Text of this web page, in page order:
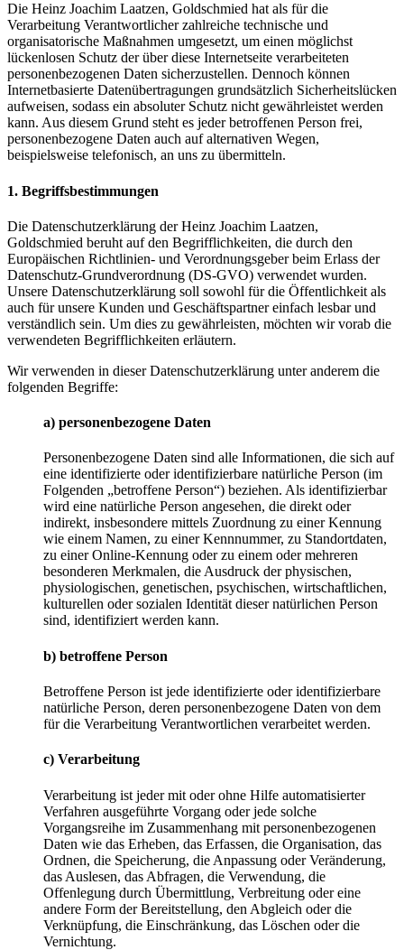
Die Heinz Joachim Laatzen, Goldschmied hat als für die
Verarbeitung Verantwortlicher zahlreiche technische und
organisatorische Maßnahmen umgesetzt, um einen möglichst
lückenlosen Schutz der über diese Internetseite verarbeiteten
personenbezogenen Daten sicherzustellen. Dennoch können
Internetbasierte Datenübertragungen grundsätzlich Sicherheitslücken
aufweisen, sodass ein absoluter Schutz nicht gewährleistet werden
kann. Aus diesem Grund steht es jeder betroffenen Person frei,
personenbezogene Daten auch auf alternativen Wegen,
beispielsweise telefonisch, an uns zu übermitteln.
1. Begriffsbestimmungen
Die Datenschutzerklärung der Heinz Joachim Laatzen,
Goldschmied beruht auf den Begrifflichkeiten, die durch den
Europäischen Richtlinien- und Verordnungsgeber beim Erlass der
Datenschutz-Grundverordnung (DS-GVO) verwendet wurden.
Unsere Datenschutzerklärung soll sowohl für die Öffentlichkeit als
auch für unsere Kunden und Geschäftspartner einfach lesbar und
verständlich sein. Um dies zu gewährleisten, möchten wir vorab die
verwendeten Begrifflichkeiten erläutern.
Wir verwenden in dieser Datenschutzerklärung unter anderem die
folgenden Begriffe:
a) personenbezogene Daten
Personenbezogene Daten sind alle Informationen, die sich auf
eine identifizierte oder identifizierbare natürliche Person (im
Folgenden „betroffene Person“) beziehen. Als identifizierbar
wird eine natürliche Person angesehen, die direkt oder
indirekt, insbesondere mittels Zuordnung zu einer Kennung
wie einem Namen, zu einer Kennnummer, zu Standortdaten,
zu einer Online-Kennung oder zu einem oder mehreren
besonderen Merkmalen, die Ausdruck der physischen,
physiologischen, genetischen, psychischen, wirtschaftlichen,
kulturellen oder sozialen Identität dieser natürlichen Person
sind, identifiziert werden kann.
b) betroffene Person
Betroffene Person ist jede identifizierte oder identifizierbare
natürliche Person, deren personenbezogene Daten von dem
für die Verarbeitung Verantwortlichen verarbeitet werden.
c) Verarbeitung
Verarbeitung ist jeder mit oder ohne Hilfe automatisierter
Verfahren ausgeführte Vorgang oder jede solche
Vorgangsreihe im Zusammenhang mit personenbezogenen
Daten wie das Erheben, das Erfassen, die Organisation, das
Ordnen, die Speicherung, die Anpassung oder Veränderung,
das Auslesen, das Abfragen, die Verwendung, die
Offenlegung durch Übermittlung, Verbreitung oder eine
andere Form der Bereitstellung, den Abgleich oder die
Verknüpfung, die Einschränkung, das Löschen oder die
Vernichtung.